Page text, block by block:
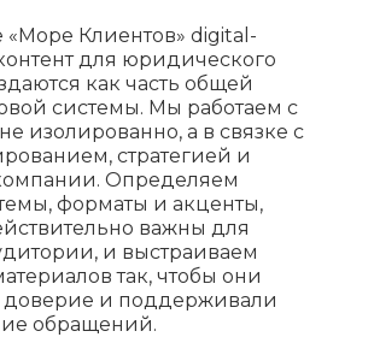
«Море Клиентов» digital-
для юридического
как часть общей
системы. Мы работаем с
изолированно, а в связке с
стратегией и
Определяем
форматы и акценты,
важны для
и выстраиваем
так, чтобы они
доверие и поддерживали
обращений.